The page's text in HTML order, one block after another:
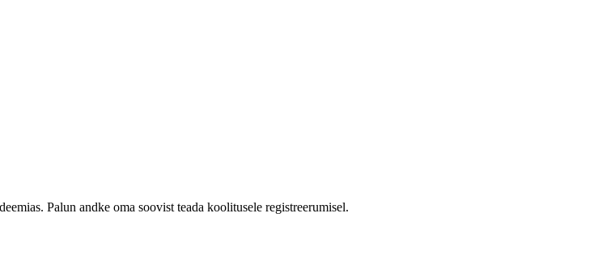
Palun andke oma soovist teada koolitusele registreerumisel.